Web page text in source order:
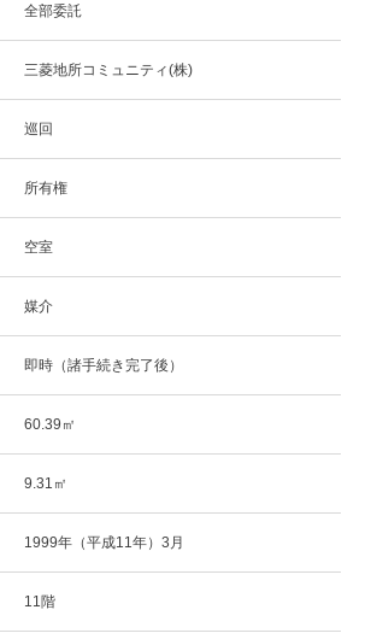
全部委託
三菱地所コミュニティ(株)
巡回
所有権
空室
媒介
即時（諸手続き完了後）
60.39㎡
9.31㎡
1999年（平成11年）3月
11階